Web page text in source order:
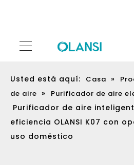
Usted está aquí: Casa »
de aire » Purificador de aire
Purificador de aire
eficiencia OLANSI K07 con
uso doméstico